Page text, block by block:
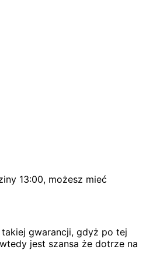
13:00, możesz mieć
gwarancji, gdyż po tej
jest szansa że dotrze na